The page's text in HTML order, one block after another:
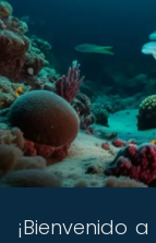
¡Bienvenido a